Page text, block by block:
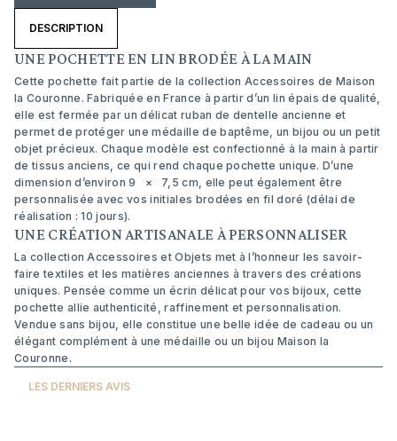
DESCRIPTION
UNE POCHETTE EN LIN BRODÉE À LA MAIN
Cette pochette fait partie de la collection Accessoires de Maison
la Couronne. Fabriquée en France à partir d’un lin épais de qualité,
elle est fermée par un délicat ruban de dentelle ancienne et
permet de protéger une médaille de baptême, un bijou ou un petit
objet précieux. Chaque modèle est confectionné à la main à partir
de tissus anciens, ce qui rend chaque pochette unique. D’une
dimension d’environ 9 × 7,5 cm, elle peut également être
personnalisée avec vos initiales brodées en fil doré (délai de
réalisation : 10 jours).
UNE CRÉATION ARTISANALE À PERSONNALISER
La collection Accessoires et Objets met à l’honneur les savoir-
faire textiles et les matières anciennes à travers des créations
uniques. Pensée comme un écrin délicat pour vos bijoux, cette
pochette allie authenticité, raffinement et personnalisation.
Vendue sans bijou, elle constitue une belle idée de cadeau ou un
élégant complément à une médaille ou un bijou Maison la
Couronne.
LES DERNIERS AVIS